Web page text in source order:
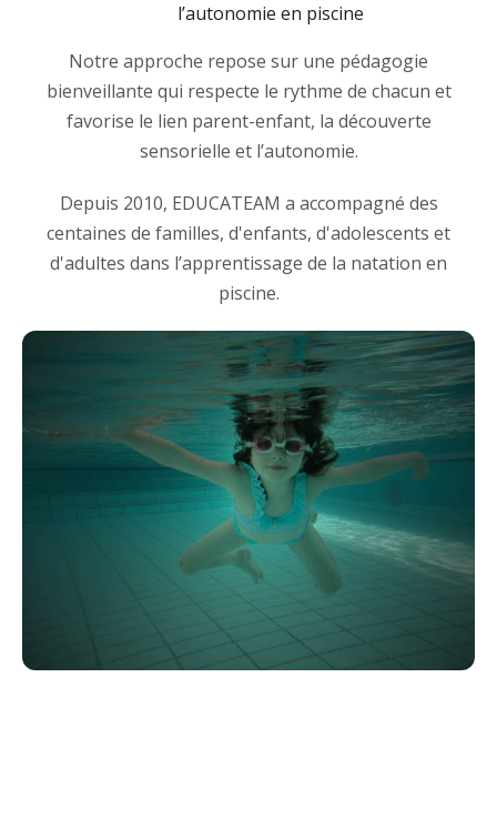
l’autonomie en piscine
Notre approche repose sur une pédagogie
bienveillante qui respecte le rythme de chacun et
favorise le lien parent-enfant, la découverte
sensorielle et l’autonomie.
Depuis 2010, EDUCATEAM a accompagné des
centaines de familles, d'enfants, d'adolescents et
d'adultes dans l’apprentissage de la natation en
piscine.